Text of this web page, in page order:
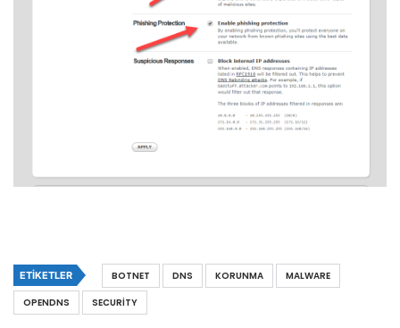
ETIKETLER BOTNET DNS KORUNMA
MALWARE
OPENDNS
SECURITY